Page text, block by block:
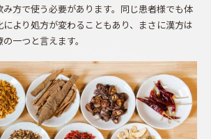
方で使う必要があります。同じ患者様でも体
より処方が変わることもあり、まさに漢方は
一つと言えます。